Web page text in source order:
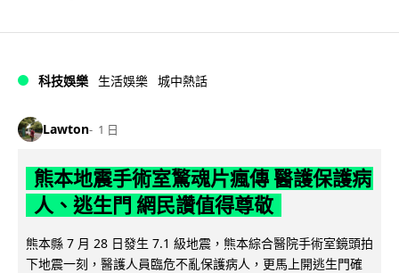
科技娛樂 生活娛樂 城中熱話
Lawton 1 日
熊本地震手術室驚魂片瘋傳 醫護保護病
人、逃生門 網民讚值得尊敬
熊本縣 7 月 28 日發生 7.1 級地震，熊本綜合醫院手術室鏡頭拍
下地震一刻，醫護人員臨危不亂保護病人，更馬上開逃生門確